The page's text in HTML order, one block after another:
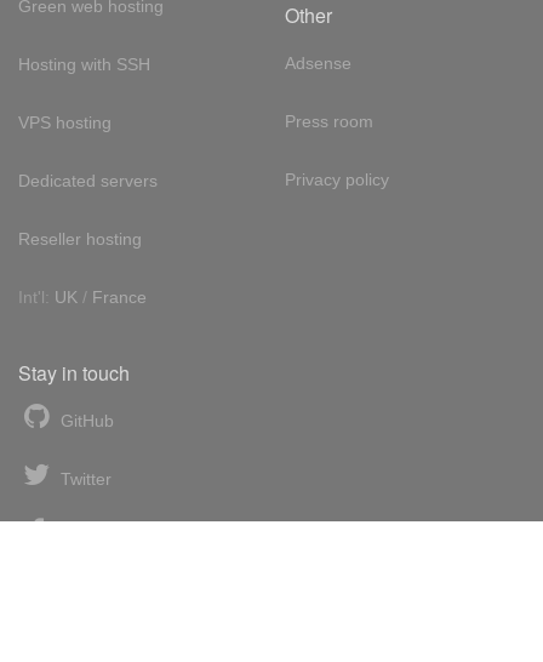
Green web hosting
Hosting with SSH
VPS hosting
Dedicated servers
Reseller hosting
Int'l: UK / France
Other
Adsense
Press room
Privacy policy
Stay in touch
GitHub
Twitter